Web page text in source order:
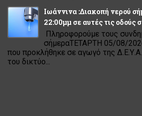
Ιωάννινα :Διακοπή νερού
22:00μμ σε αυτές τις οδούς
Πληροφορούμε τους
σήμεραΤΕΤΑΡΤΗ 05/08/
που προκλήθηκε σε αγωγό της
του δικτύο...